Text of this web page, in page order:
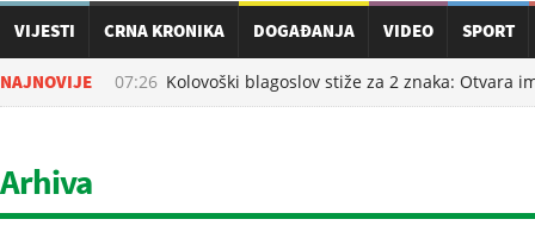
VIJESTI CRNA KRONIKA DOGAĐANJA VIDEO SPORT
NAJNOVIJE
u 07:26 Kolovoški blagoslov stiže za 2 znaka: Otvara
Arhiva